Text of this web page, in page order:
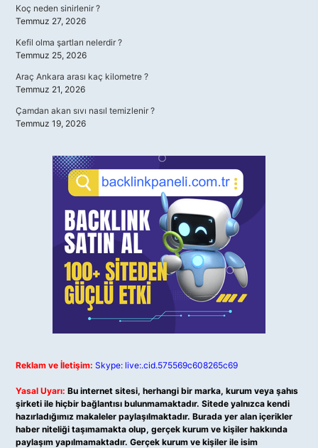
Koç neden sinirlenir ?
Temmuz 27, 2026
Kefil olma şartları nelerdir ?
Temmuz 25, 2026
Araç Ankara arası kaç kilometre ?
Temmuz 21, 2026
Çamdan akan sıvı nasıl temizlenir ?
Temmuz 19, 2026
Reklam ve İletişim: Skype: live:.cid.575569c608265c69
Yasal Uyarı: Bu internet sitesi, herhangi bir marka, kurum veya şahıs
şirketi ile hiçbir bağlantısı bulunmamaktadır. Sitede yalnızca kendi
hazırladığımız makaleler paylaşılmaktadır. Burada yer alan içerikler
haber niteliği taşımamakta olup, gerçek kurum ve kişiler hakkında
paylaşım yapılmamaktadır. Gerçek kurum ve kişiler ile isim